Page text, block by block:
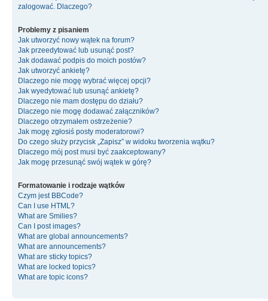
zalogować. Dlaczego?
Problemy z pisaniem
Jak utworzyć nowy wątek na forum?
Jak przeedytować lub usunąć post?
Jak dodawać podpis do moich postów?
Jak utworzyć ankietę?
Dlaczego nie mogę wybrać więcej opcji?
Jak wyedytować lub usunąć ankietę?
Dlaczego nie mam dostępu do działu?
Dlaczego nie mogę dodawać załączników?
Dlaczego otrzymałem ostrzeżenie?
Jak mogę zgłosiś posty moderatorowi?
Do czego służy przycisk „Zapisz” w widoku tworzenia wątku?
Dlaczego mój post musi być zaakceptowany?
Jak mogę przesunąć swój wątek w górę?
Formatowanie i rodzaje wątków
Czym jest BBCode?
Can I use HTML?
What are Smilies?
Can I post images?
What are global announcements?
What are announcements?
What are sticky topics?
What are locked topics?
What are topic icons?